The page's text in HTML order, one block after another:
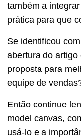
também a
prática para que
Se identificou
abertura do artigo
proposta para
equipe de
Então continue
model canvas,
usá-lo e a